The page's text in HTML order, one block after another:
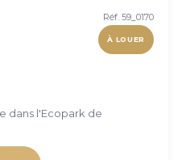
Réf. 59_0170
À LOUER
dans l'Ecopark de